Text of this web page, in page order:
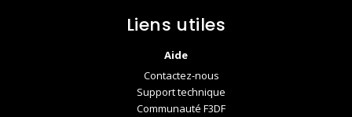
Liens utiles
Aide
Contactez-nous
Support technique
Communauté F3DF